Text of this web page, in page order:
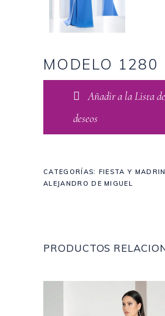
MODELO 1280
Añadir a la Lista de
deseos
CATEGORÍAS: FIESTA Y
ALEJANDRO DE MIGUEL
PRODUCTOS